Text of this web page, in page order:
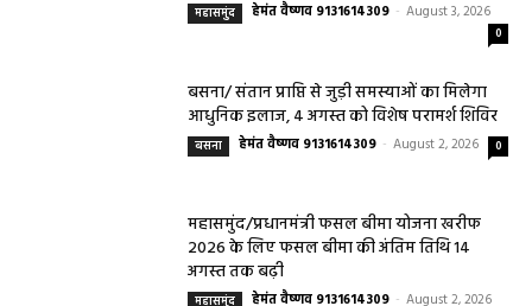
महासमुंद हेमंत वैष्णव 9131614309 - August 3, 2026
0
बसना/ संतान प्राप्ति से जुड़ी समस्याओं का मिलेगा
आधुनिक इलाज, 4 अगस्त को विशेष परामर्श शिविर
बसना हेमंत वैष्णव 9131614309 - August 2, 2026 0
महासमुंद/प्रधानमंत्री फसल बीमा योजना खरीफ
2026 के लिए फसल बीमा की अंतिम तिथि 14
अगस्त तक बढ़ी
महासमुंद हेमंत वैष्णव 9131614309 - August 2, 2026